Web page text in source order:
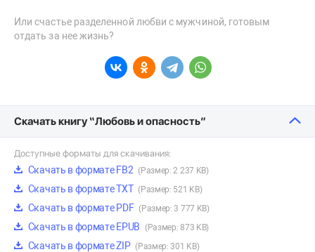
Или счастье разделенной любви с мужчиной, готовым
отдать за нее жизнь?
Скачать книгу “Любовь и опасность”
Доступные форматы для скачивания:
Скачать в формате FB2 (Размер: 2 237 KB)
Скачать в формате TXT (Размер: 521 KB)
Скачать в формате PDF (Размер: 3 777 KB)
Скачать в формате EPUB (Размер: 873 KB)
Скачать в формате ZIP (Размер: 301 KB)